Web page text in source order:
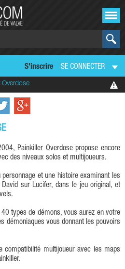
S'inscrire SE CONNECTER
Overdose
Painkiller Overdose propose encore
des niveaux solos et multijoueurs.
et une histoire examinant les
sur Lucifer, dans le jeu original, et
types de démons, vous aurez en votre
démoniaques vous donnant les pouvoirs
compatibilité multijoueur avec les maps